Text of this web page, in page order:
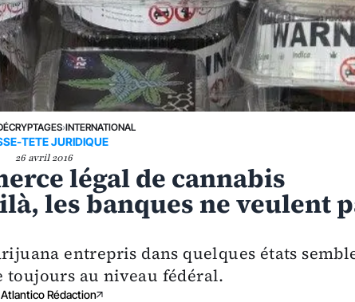
›INTERNATIONAL
TETE JURIDIQUE
26 avril 2016
légal de cannabis
les banques ne veulent
entrepris dans quelques états
toujours au niveau fédéral.
Atlantico Rédaction